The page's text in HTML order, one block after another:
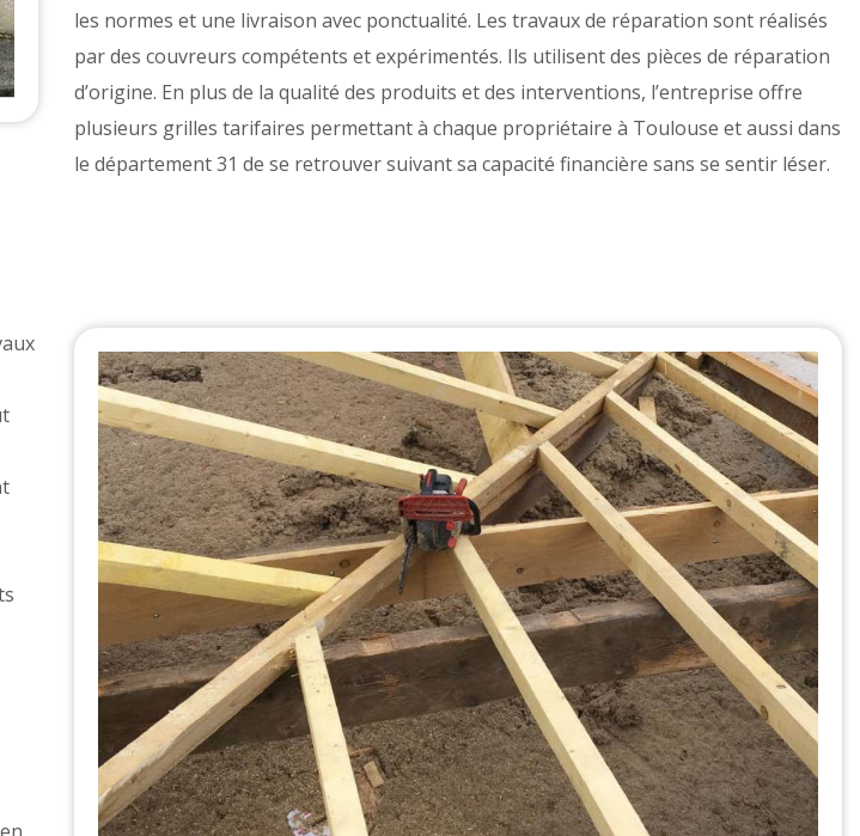
les normes et une livraison avec ponctualité. Les travaux de réparation sont réalisés
par des couvreurs compétents et expérimentés. Ils utilisent des pièces de réparation
d’origine. En plus de la qualité des produits et des interventions, l’entreprise offre
plusieurs grilles tarifaires permettant à chaque propriétaire à Toulouse et aussi dans
le département 31 de se retrouver suivant sa capacité financière sans se sentir léser.